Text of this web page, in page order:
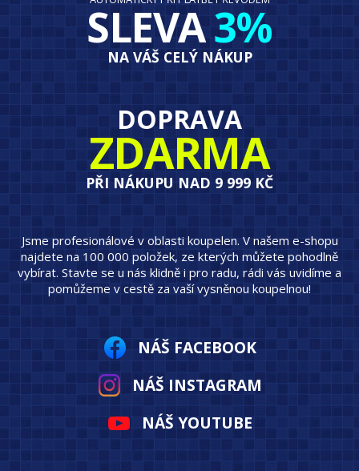
SLEVA3%
NA VÁŠ CELÝ NÁKUP
DOPRAVA
ZDARMA
PŘI NÁKUPU NAD 9 999 KČ
Jsme profesionálové v oblasti koupelen. V našem e-shopu
najdete na 100 000 položek, ze kterých můžete pohodlně
vybírat. Stavte se u nás klidně i pro radu, rádi vás uvidíme a
pomůžeme v cestě za vaší vysněnou koupelnou!
NÁŠ FACEBOOK
NÁŠ INSTAGRAM
NÁŠ YOUTUBE